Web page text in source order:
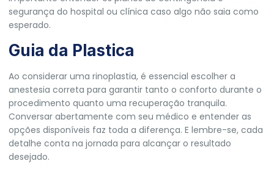
segurança do hospital ou clínica caso algo não saia como
esperado.
Guia da Plastica
Ao considerar uma rinoplastia, é essencial escolher a
anestesia correta para garantir tanto o conforto durante o
procedimento quanto uma recuperação tranquila.
Conversar abertamente com seu médico e entender as
opções disponíveis faz toda a diferença. E lembre-se, cada
detalhe conta na jornada para alcançar o resultado
desejado.